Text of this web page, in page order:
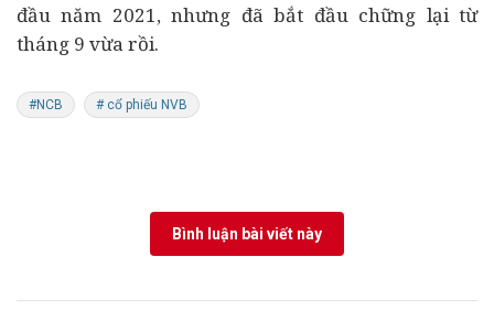
đầu năm 2021, nhưng đã bắt đầu chững lại từ
tháng 9 vừa rồi.
#NCB # cổ phiếu NVB
Bình luận bài viết này